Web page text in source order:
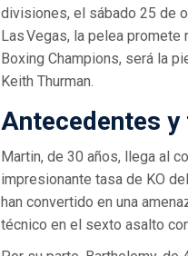
divisiones, el sábado 25 de
Las Vegas, la pelea
Boxing Champions, será la
Keith Thurman.
Antecedentes
Martin, de 30 años, llega al
impresionante tasa de KO
han convertido en una
técnico en el sexto asalto